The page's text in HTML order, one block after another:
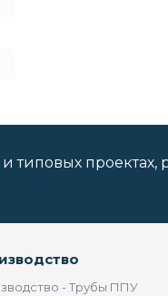
типовых проектах,
- Трубы ППУ